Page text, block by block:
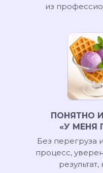
Без перегруза
процесс,
ПОНЯТНО
«У МЕНЯ
из